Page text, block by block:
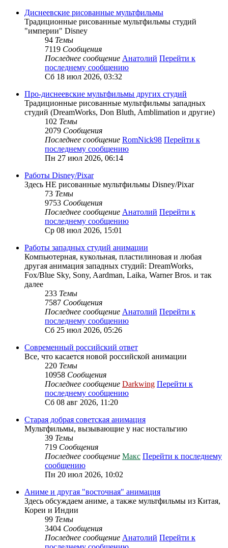
Диснеевские рисованные мультфильмы
Традиционные рисованные мультфильмы студий
"империи" Disney
94 Темы
7119 Сообщения
Последнее сообщение Анатолий Перейти к
последнему сообщению
Сб 18 июл 2026, 03:32
Про-диснеевские мультфильмы других студий
Традиционные рисованные мультфильмы западных
студий (DreamWorks, Don Bluth, Amblimation и другие)
102 Темы
2079 Сообщения
Последнее сообщение RomNick98 Перейти к
последнему сообщению
Пн 27 июл 2026, 06:14
Работы Disney/Pixar
Здесь НЕ рисованные мультфильмы Disney/Pixar
73 Темы
9753 Сообщения
Последнее сообщение Анатолий Перейти к
последнему сообщению
Ср 08 июл 2026, 15:01
Работы западных студий анимации
Компьютерная, кукольная, пластилиновая и любая
другая анимация западных студий: DreamWorks,
Fox/Blue Sky, Sony, Aardman, Laika, Warner Bros. и так
далее
233 Темы
7587 Сообщения
Последнее сообщение Анатолий Перейти к
последнему сообщению
Сб 25 июл 2026, 05:26
Современный российский ответ
Все, что касается новой российской анимации
220 Темы
10958 Сообщения
Последнее сообщение Darkwing Перейти к
последнему сообщению
Сб 08 авг 2026, 11:20
Старая добрая советская анимация
Мультфильмы, вызывающие у нас ностальгию
39 Темы
719 Сообщения
Последнее сообщение Макс Перейти к последнему
сообщению
Пн 20 июл 2026, 10:02
Аниме и другая "восточная" анимация
Здесь обсуждаем аниме, а также мультфильмы из Китая,
Кореи и Индии
99 Темы
3404 Сообщения
Последнее сообщение Анатолий Перейти к